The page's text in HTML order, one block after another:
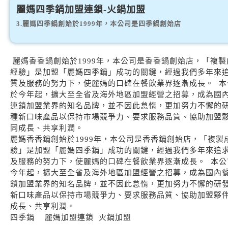
麗媽四季鍋加盟連鎖-火鍋加盟
3.麗媽四季鍋創始於1999年，本公司是四季鍋創始店
麗媽香香鍋創始於1999年，本公司是香香鍋創始店，「複
經驗」是加盟「麗媽四季鍋」成功的關鍵，經過我們多年來
質及服務的努力下，使麗媽的口碑在餐飲業界逐漸成長。
於今年起，擴大至全省及海外地區加盟經營之招募，成為國
連鎖加盟業界的知名品牌，並不因此怠惰，更加努力不懈的
種新口味產品以保持市場競爭力、要求服務品質、協助加盟
同成長、共享利潤。
麗媽香香鍋創始於1999年，本公司是香香鍋創始店，「複製
驗」是加盟「麗媽四季鍋」成功的關鍵，經過我們多年來追
及服務的努力下，使麗媽的口碑在餐飲業界逐漸成長。 本
今年起，擴大至全省及海外地區加盟經營之招募，成為國內
鎖加盟業界的知名品牌，並不因此怠惰，更加努力不懈的研
新口味產品以保持市場競爭力、要求服務品質、協助加盟夥
成長、共享利潤。
四季鍋 麗媽加盟連鎖 火鍋加盟